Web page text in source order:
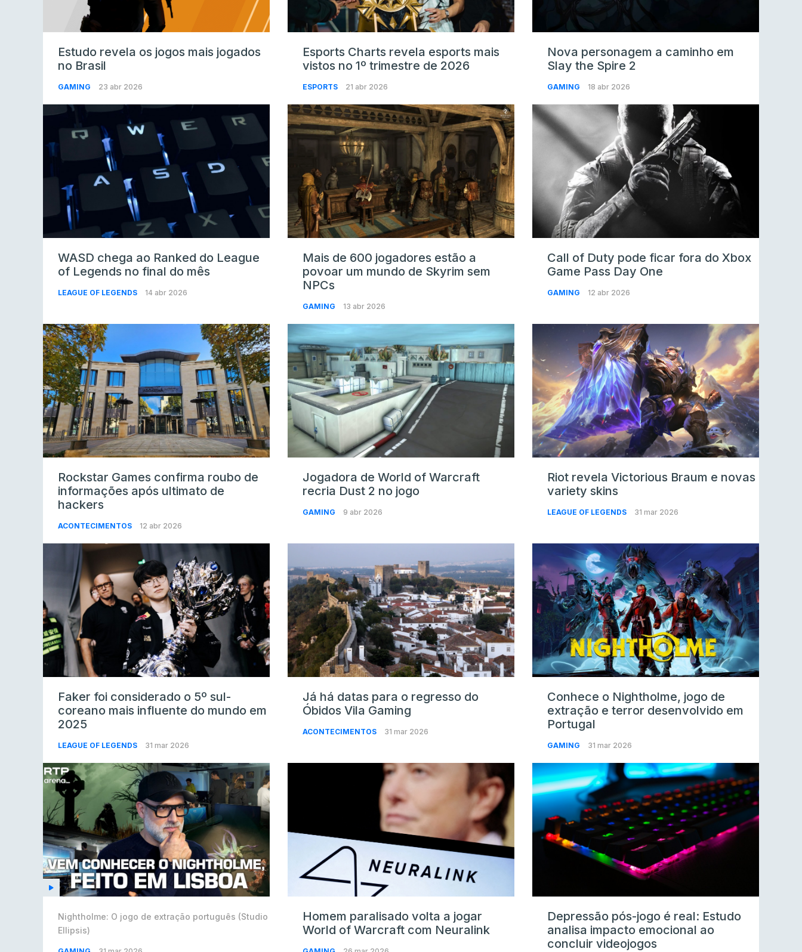
Estudo revela os jogos mais jogados
no Brasil
GAMING 23 abr 2026
Esports Charts revela esports mais
vistos no 1º trimestre de 2026
ESPORTS 21 abr 2026
Nova personagem a caminho em
Slay the Spire 2
GAMING 18 abr 2026
WASD chega ao Ranked do League
of Legends no final do mês
LEAGUE OF LEGENDS 14 abr 2026
Mais de 600 jogadores estão a
povoar um mundo de Skyrim sem
NPCs
GAMING 13 abr 2026
Call of Duty pode ficar fora do Xbox
Game Pass Day One
GAMING 12 abr 2026
Rockstar Games confirma roubo de
informações após ultimato de
hackers
ACONTECIMENTOS 12 abr 2026
Jogadora de World of Warcraft
recria Dust 2 no jogo
GAMING 9 abr 2026
Riot revela Victorious Braum e novas
variety skins
LEAGUE OF LEGENDS 31 mar 2026
Faker foi considerado o 5º sul-
coreano mais influente do mundo em
2025
LEAGUE OF LEGENDS 31 mar 2026
Já há datas para o regresso do
Óbidos Vila Gaming
ACONTECIMENTOS 31 mar 2026
Conhece o Nightholme, jogo de
extração e terror desenvolvido em
Portugal
GAMING 31 mar 2026
Nightholme: O jogo de extração português (Studio
Ellipsis)
Homem paralisado volta a jogar
World of Warcraft com Neuralink
Depressão pós-jogo é real: Estudo
analisa impacto emocional ao
concluir videojogos